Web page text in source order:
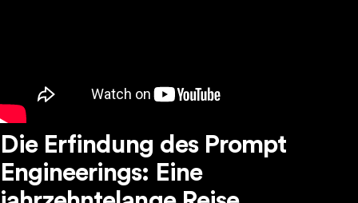
Die Erfindung des Prompt
Engineerings: Eine